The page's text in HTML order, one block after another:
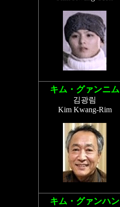
キム・グァンニム
김광림
Kim Kwang-Rim
キム・グァンハン